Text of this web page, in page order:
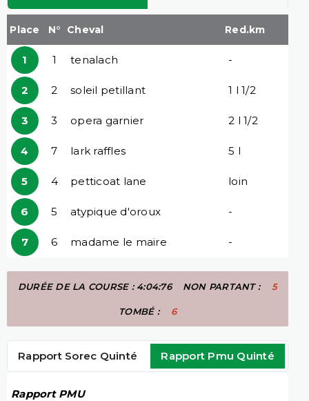
Place N° Cheval Red.km
1 1 tenalach -
2 2 soleil petillant 1 l 1/2
3 3 opera garnier 2 l 1/2
4 7 lark raffles 5 l
5 4 petticoat lane loin
6 5 atypique d'oroux -
7 6 madame le maire -
DURÉE DE LA COURSE : 4:04:76 NON PARTANT : 5
TOMBÉ : 6
Rapport Sorec Quinté Rapport Pmu Quinté
Rapport PMU